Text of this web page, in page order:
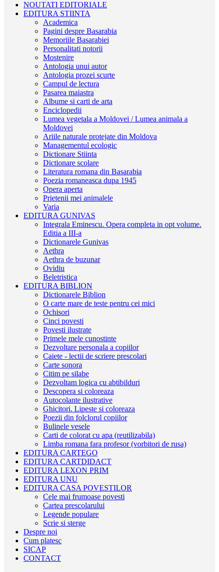
NOUTATI EDITORIALE
EDITURA STIINTA
Academica
Pagini despre Basarabia
Memoriile Basarabiei
Personalitati notorii
Mostenire
Antologia unui autor
Antologia prozei scurte
Campul de lectura
Pasarea maiastra
Albume si carti de arta
Enciclopedii
Lumea vegetala a Moldovei / Lumea animala a
Moldovei
Ariile naturale protejate din Moldova
Managementul ecologic
Dictionare Stiinta
Dictionare scolare
Literatura romana din Basarabia
Poezia romaneasca dupa 1945
Opera aperta
Prietenii mei animalele
Varia
EDITURA GUNIVAS
Integrala Eminescu. Opera completa in opt volume.
Editia a III-a
Dictionarele Gunivas
Aethra
Aethra de buzunar
Ovidiu
Beletristica
EDITURA BIBLION
Dictionarele Biblion
O carte mare de teste pentru cei mici
Ochisori
Cinci povesti
Povesti ilustrate
Primele mele cunostinte
Dezvoltare personala a copiilor
Caiete - lectii de scriere prescolari
Carte sonora
Citim pe silabe
Dezvoltam logica cu abtibilduri
Descopera si coloreaza
Autocolante ilustrative
Ghicitori. Lipeste si coloreaza
Poezii din folclorul copiilor
Bulinele vesele
Carti de colorat cu apa (reutilizabila)
Limba romana fara profesor (vorbitori de rusa)
EDITURA CARTEGO
EDITURA CARTDIDACT
EDITURA LEXON PRIM
EDITURA UNU
EDITURA CASA POVESTILOR
Cele mai frumoase povesti
Cartea prescolarului
Legende populare
Scrie si sterge
Despre noi
Cum platesc
SICAP
CONTACT